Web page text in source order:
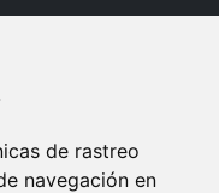
de rastreo
navegación en
planta 3, 01002 - Vitoria-